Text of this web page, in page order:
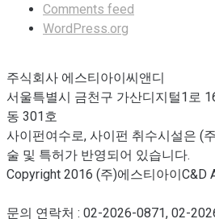
Comments feed
WordPress.org
주식회사 에스티아이씨앤디
서울특별시 금천구 가산디지털1로
동 301호
사이펀여수로, 사이펀 취수시설은 (
술 및 특허가 반영되어 있습니다.
Copyright 2016 (주)에스티아이C&D
문의 연락처 : 02-2026-0871, 02-